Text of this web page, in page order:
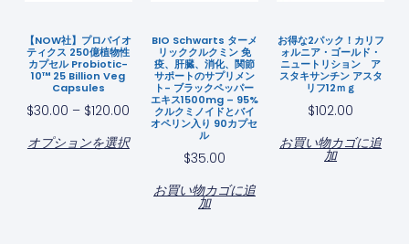
【NOW社】プロバイオ
ティクス 250億植物性
カプセル Probiotic-
10™ 25 Billion Veg
Capsules
$30.00 – $120.00
オプションを選択
BIO Schwarts ターメ
リッククルクミン 免
疫、肝臓、消化、関節
サポートのサプリメン
ト- ブラックペッパー
エキス1500mg – 95%
クルクミノイドとバイ
オペリン入り 90カプセ
ル
$35.00
お買い物カゴに追
加
お得な2パック！カリフ
ォルニア・ゴールド・
ニュートリション ア
スタキサンチン アスタ
リフ12ｍｇ
$102.00
お買い物カゴに追
加